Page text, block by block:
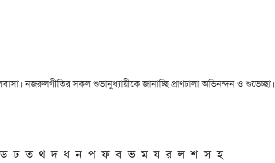
নজরুলগীতির সকল শুভানুধ্যায়ীকে জানাচ্ছি প্রাণঢালা অভিনন্দন ও শুভেচ্ছা।
ড ঢ ত থ দ ধ ন প ফ ব ভ ম য র ল শ স হ